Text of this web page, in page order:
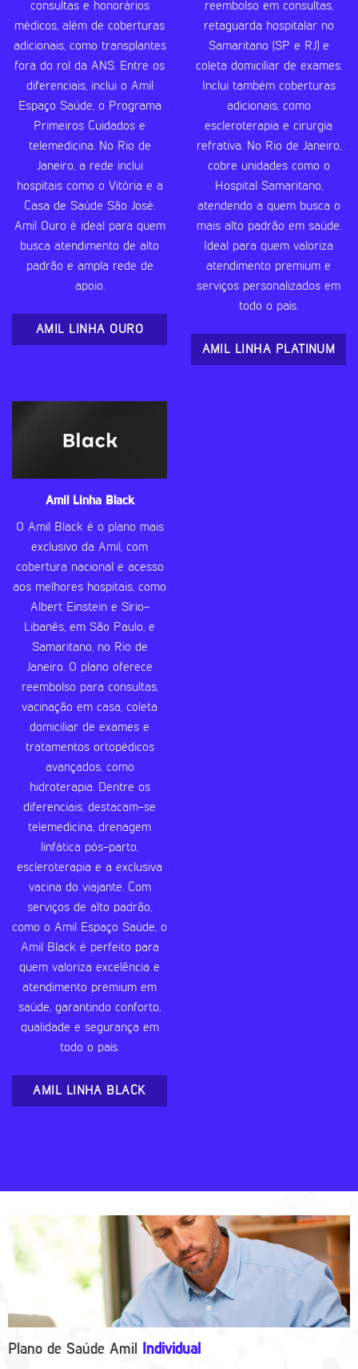
consultas e honorários
médicos, além de coberturas
adicionais, como transplantes
fora do rol da ANS. Entre os
diferenciais, inclui o Amil
Espaço Saúde, o Programa
Primeiros Cuidados e
telemedicina. No Rio de
Janeiro, a rede inclui
hospitais como o Vitória e a
Casa de Saúde São José.
Amil Ouro é ideal para quem
busca atendimento de alto
padrão e ampla rede de
apoio.
AMIL LINHA OURO
reembolso em consultas,
retaguarda hospitalar no
Samaritano (SP e RJ) e
coleta domiciliar de exames.
Inclui também coberturas
adicionais, como
escleroterapia e cirurgia
refrativa. No Rio de Janeiro,
cobre unidades como o
Hospital Samaritano,
atendendo a quem busca o
mais alto padrão em saúde.
Ideal para quem valoriza
atendimento premium e
serviços personalizados em
todo o país.
AMIL LINHA PLATINUM
Amil Linha Black
O Amil Black é o plano mais
exclusivo da Amil, com
cobertura nacional e acesso
aos melhores hospitais, como
Albert Einstein e Sírio-
Libanês, em São Paulo, e
Samaritano, no Rio de
Janeiro. O plano oferece
reembolso para consultas,
vacinação em casa, coleta
domiciliar de exames e
tratamentos ortopédicos
avançados, como
hidroterapia. Dentre os
diferenciais, destacam-se
telemedicina, drenagem
linfática pós-parto,
escleroterapia e a exclusiva
vacina do viajante. Com
serviços de alto padrão,
como o Amil Espaço Saúde, o
Amil Black é perfeito para
quem valoriza excelência e
atendimento premium em
saúde, garantindo conforto,
qualidade e segurança em
todo o país.
AMIL LINHA BLACK
Plano de Saúde Amil Individual